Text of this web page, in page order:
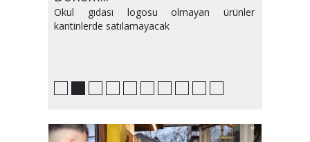
Okul gıdası logosu olmayan ürünler
kantinlerde satılamayacak
Heyecanı Nefes Kesti!
Geçecek